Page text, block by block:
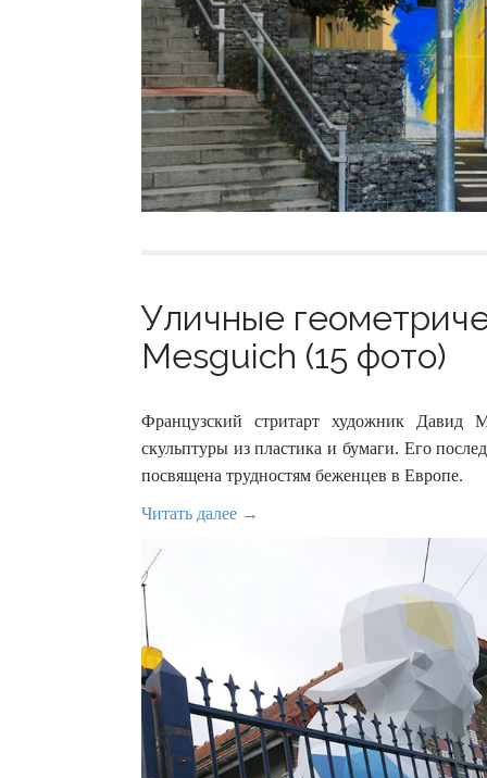
Уличные
Mesguich (15 фото)
Французский стритарт художник Давид
скульптуры из пластика и бумаги. Его
посвящена трудностям беженцев в Европе.
Читать далее →